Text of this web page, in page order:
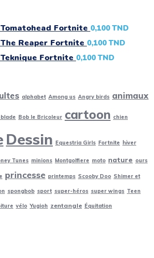
Fortnite 0,100 TND
Reaper Fortnite 0,100 TND
Fortnite 0,100 TND
alphabet Among us Angry birds animaux
Bob le Bricoleur cartoon chien
Dessin Equestria Girls Fortnite hiver
Tunes minions Montgolfiere moto nature ours
princesse printemps Scooby Doo Shimer et
spongbob sport super-héros super wings Teen
vélo Yugioh zentangle Équitation